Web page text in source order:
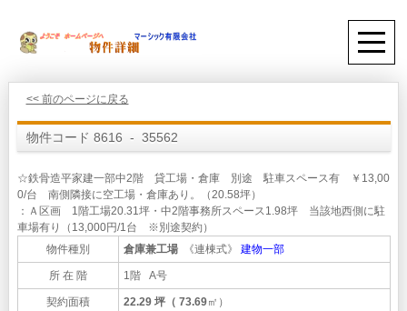
<< 前のページに戻る
物件コード 8616 - 35562
☆鉄骨造平家建一部中2階 貸工場・倉庫 別途 駐車スペース有 ￥13,00
0/台 南側隣接に空工場・倉庫あり。（20.58坪）
：Ａ区画 1階工場20.31坪・中2階事務所スペース1.98坪 当該地西側に駐
車場有り（13,000円/1台 ※別途契約）
物件種別
倉庫兼工場《連棟式》 建物一部
所 在 階 1階 A号
契約面積 22.29 坪（ 73.69㎡）